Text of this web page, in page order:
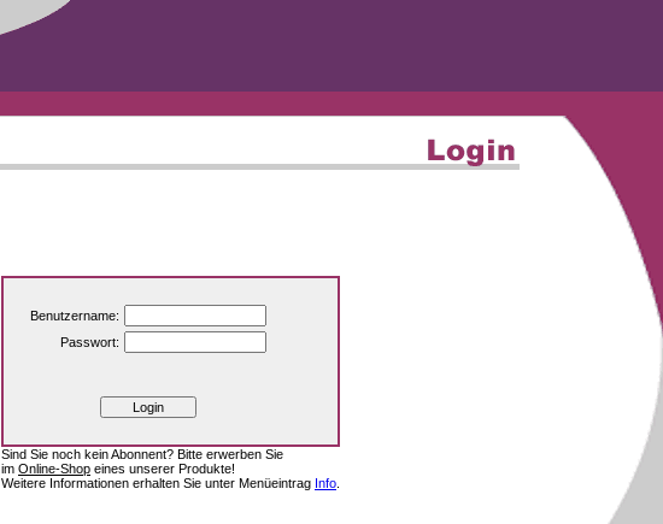
Benutzername:
Passwort:
Sind Sie noch kein Abonnent? Bitte erwerben Sie
im Online-Shop eines unserer Produkte!
Weitere Informationen erhalten Sie unter Menüeintrag Info